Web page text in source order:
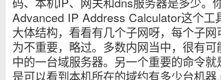
Advanced IP Address Calculator这个工
大体结构，看看有几个子网呀，每个子
为不重要，略过。多数内网当中，很有
中的一台域服务器。另一个重要的命令
是可以看到本机所在的域约有多少台机